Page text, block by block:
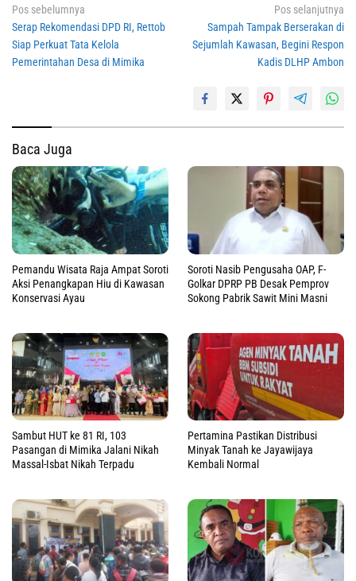
Navigasi
pos
Pos sebelumnya
Serap Rekomendasi DPD RI, Rettob
Siap Perkuat Tata Kelola
Pemerintahan Desa di Mimika
Pos selanjutnya
Sampah Tampak Berserakan di
Sejumlah Kawasan, Begini Respon
Kadis DLHP Ambon
Baca Juga
Pemandu Wisata Raja Ampat Soroti
Aksi Penangkapan Hiu di Kawasan
Konservasi Ayau
Soroti Nasib Pengusaha OAP, F-
Golkar DPRP PB Desak Pemprov
Sokong Pabrik Sawit Mini Masni
Sambut HUT ke 81 RI, 103
Pasangan di Mimika Jalani Nikah
Massal-Isbat Nikah Terpadu
Pertamina Pastikan Distribusi
Minyak Tanah ke Jayawijaya
Kembali Normal